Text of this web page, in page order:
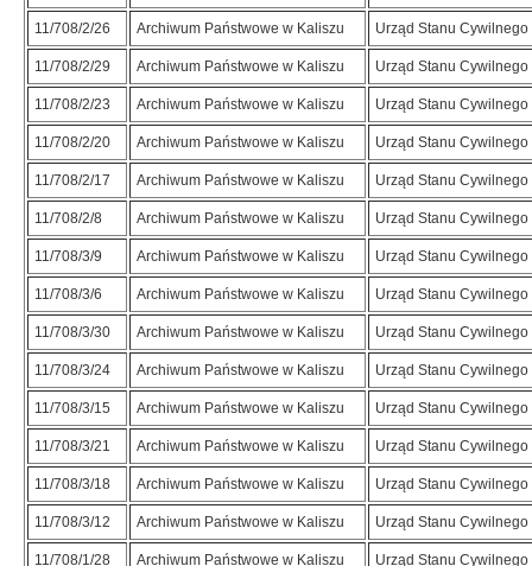
11/708/2/26 Archiwum Państwowe w Kaliszu Urząd Stanu Cywilnego
11/708/2/29 Archiwum Państwowe w Kaliszu Urząd Stanu Cywilnego
11/708/2/23 Archiwum Państwowe w Kaliszu Urząd Stanu Cywilnego
11/708/2/20 Archiwum Państwowe w Kaliszu Urząd Stanu Cywilnego
11/708/2/17 Archiwum Państwowe w Kaliszu Urząd Stanu Cywilnego
11/708/2/8 Archiwum Państwowe w Kaliszu Urząd Stanu Cywilnego
11/708/3/9 Archiwum Państwowe w Kaliszu Urząd Stanu Cywilnego
11/708/3/6 Archiwum Państwowe w Kaliszu Urząd Stanu Cywilnego
11/708/3/30 Archiwum Państwowe w Kaliszu Urząd Stanu Cywilnego
11/708/3/24 Archiwum Państwowe w Kaliszu Urząd Stanu Cywilnego
11/708/3/15 Archiwum Państwowe w Kaliszu Urząd Stanu Cywilnego
11/708/3/21 Archiwum Państwowe w Kaliszu Urząd Stanu Cywilnego
11/708/3/18 Archiwum Państwowe w Kaliszu Urząd Stanu Cywilnego
11/708/3/12 Archiwum Państwowe w Kaliszu Urząd Stanu Cywilnego
11/708/1/28 Archiwum Państwowe w Kaliszu Urząd Stanu Cywilnego